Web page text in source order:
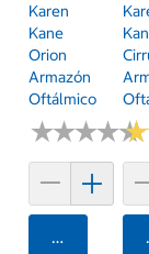
Karen
Kane
Orion
Armazón
Oftálmico
★★★★★
★★★★★
Agregar
★
★